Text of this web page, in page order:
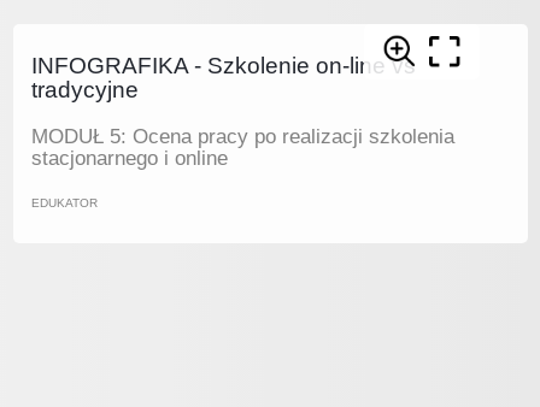
INFOGRAFIKA - Szkolenie on-line vs
tradycyjne
MODUŁ 5: Ocena pracy po realizacji szkolenia
stacjonarnego i online
EDUKATOR